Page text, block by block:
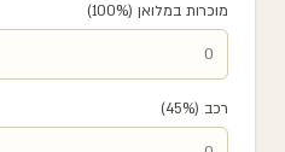
מוכרות במלואן (100%)
רכב (45%)